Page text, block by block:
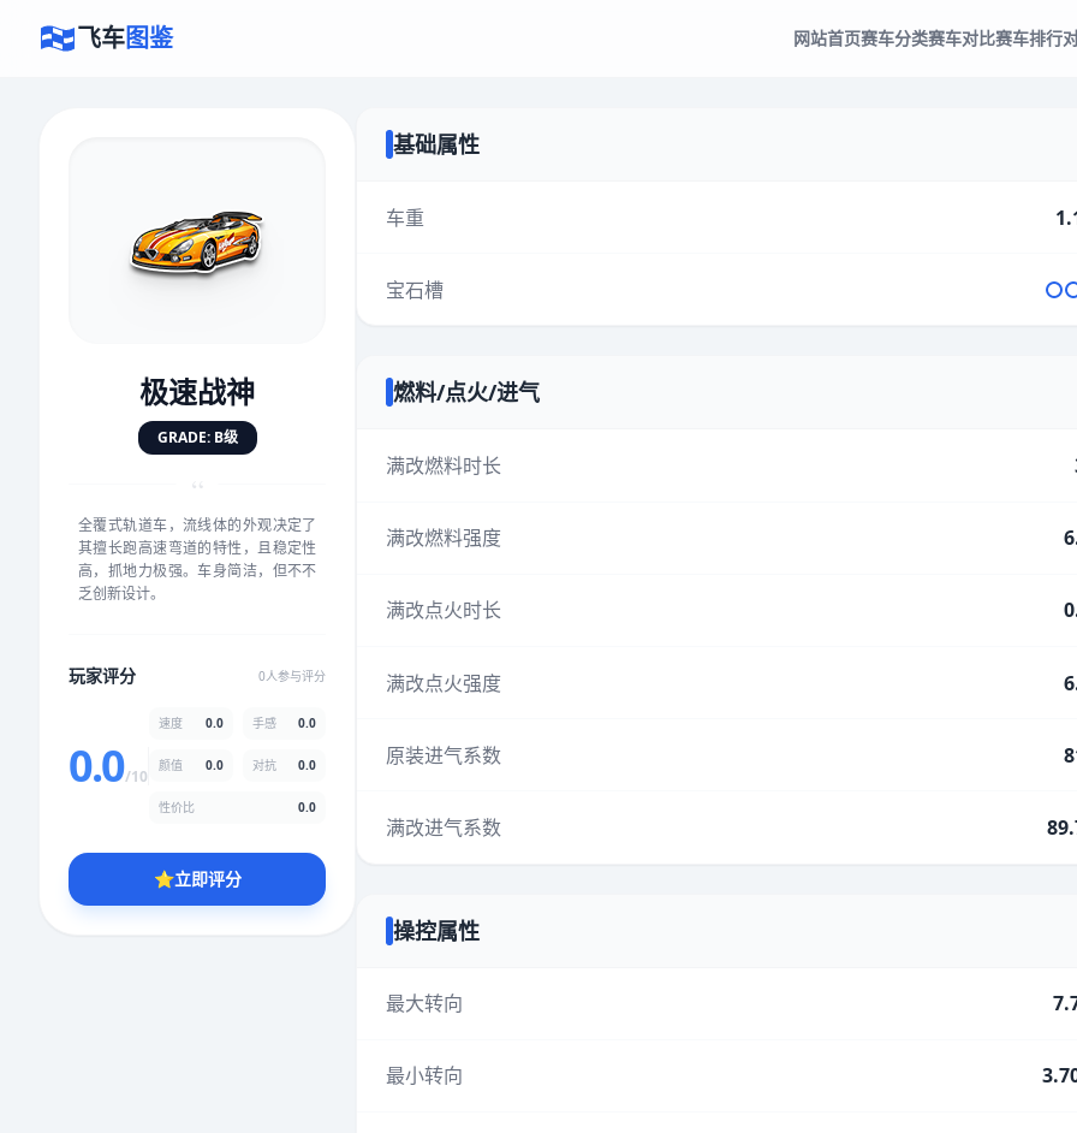
飞车图鉴 网站首页赛车分类赛车对比赛车排行
极速战神
GRADE: B级
“
全覆式轨道车，流线体的外观决定了
其擅长跑高速弯道的特性，且稳定性
高，抓地力极强。车身简洁，但不不
乏创新设计。
玩家评分 0人参与评分
0.0/10
速度 0.0 手感 0.0
颜值 0.0 对抗 0.0
性价比 0.0
⭐立即评分
基础属性
车重
宝石槽
燃料/点火/进气
满改燃料时长
满改燃料强度
满改点火时长
满改点火强度
原装进气系数
满改进气系数
操控属性
最大转向
最小转向
5.0分
对抗
★★★★★★
手感 5.0分
★★★★★★ ★★★
★★★★
性价比 5.0分
★★★ ★★
* 综合评分为玩家评分结果，速度占比0%，手感占比0%，对抗占比
0%，性价比占比0%，颜值占比0%